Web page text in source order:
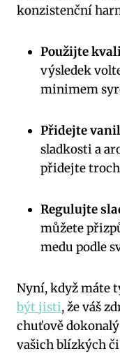
konzistenční
Použijte
výsledek
minimem
Přidejte
sladkosti a
přidejte
Regulujte
můžete
medu podle
Nyní, když máte
být jisti, že váš
chuťově
vašich blízkých